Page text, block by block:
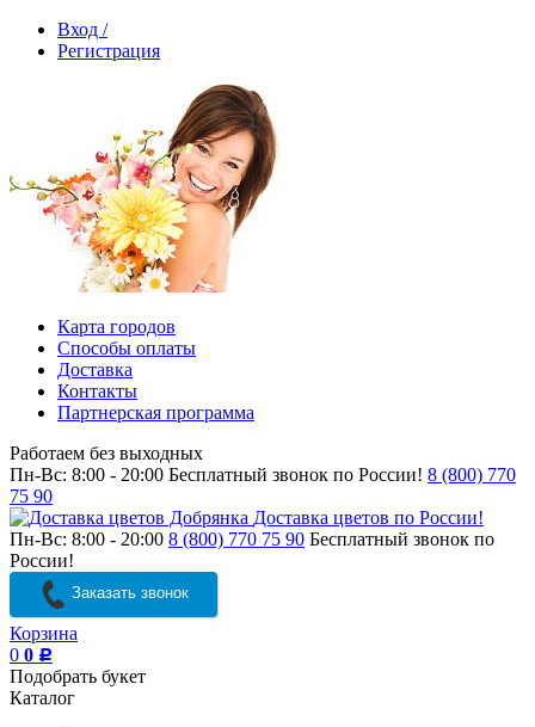
Вход /
Регистрация
Карта городов
Способы оплаты
Доставка
Контакты
Партнерская программа
Работаем без выходных
Пн-Вс: 8:00 - 20:00 Бесплатный звонок по России! 8 (800) 770
75 90
Доставка цветов по России!
Пн-Вс: 8:00 - 20:00 8 (800) 770 75 90 Бесплатный звонок по
России!
Заказать звонок
Корзина
0 0 Р
Подобрать букет
Каталог